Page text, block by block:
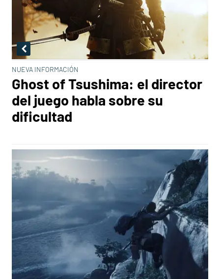
NUEVA INFORMACIÓN
Ghost of Tsushima: el director
del juego habla sobre su
dificultad